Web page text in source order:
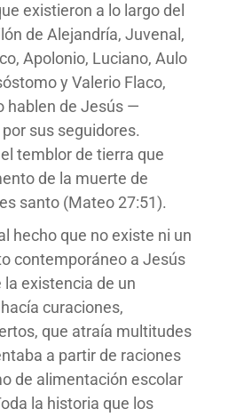
existieron a lo largo del
de Alejandría, Juvenal,
Apolonio, Luciano, Aulo
y Valerio Flaco,
hablen de Jesús —
por sus seguidores.
temblor de tierra que
de la muerte de
santo (Mateo 27:51).
hecho que no existe ni un
contemporáneo a Jesús
existencia de un
curaciones,
que atraía multitudes
a partir de raciones
de alimentación escolar
la historia que los